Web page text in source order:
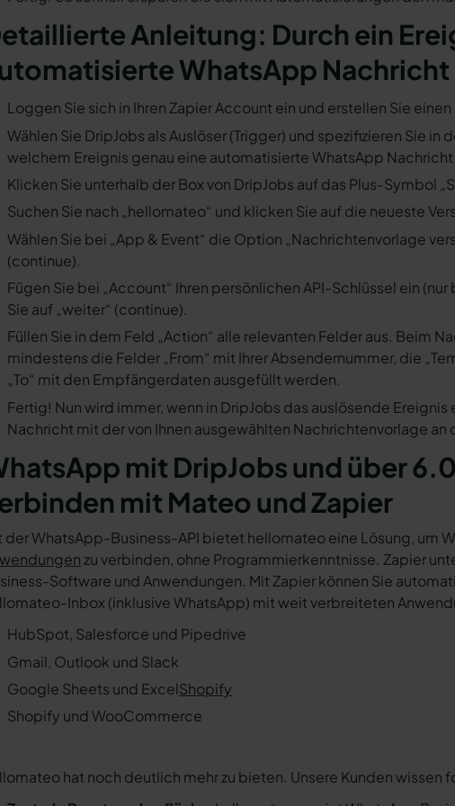
Anleitung: Durch ein
WhatsApp Nachricht
Loggen Sie sich in Ihren Zapier Account ein und erstellen Sie einen
Wählen Sie DripJobs als Auslöser (Trigger) und spezifizieren Sie
welchem Ereignis genau eine automatisierte WhatsApp
Klicken Sie unterhalb der Box von DripJobs auf das Plus-Symbol
Suchen Sie nach „hellomateo“ und klicken Sie auf die neueste
Wählen Sie bei „App & Event“ die Option „Nachrichtenvorlage
(continue).
Fügen Sie bei „Account“ Ihren persönlichen API-Schlüssel ein
Sie auf „weiter“ (continue).
Füllen Sie in dem Feld „Action“ alle relevanten Felder aus. Beim
mindestens die Felder „From“ mit Ihrer Absendernummer, die
„To“ mit den Empfängerdaten ausgefüllt werden.
Fertig! Nun wird immer, wenn in DripJobs das auslösende
Nachricht mit der von Ihnen ausgewählten Nachrichtenvorlage
mit DripJobs und über
mit Mateo und Zapier
der WhatsApp-Business-API bietet hellomateo eine Lösung, um
zu verbinden, ohne Programmierkenntnisse. Zapier
Software und Anwendungen. Mit Zapier können Sie
Inbox (inklusive WhatsApp) mit weit verbreiteten
HubSpot, Salesforce und Pipedrive
Gmail, Outlook und Slack
Google Sheets und ExcelShopify
Shopify und WooCommerce
hat noch deutlich mehr zu bieten. Unsere Kunden wissen